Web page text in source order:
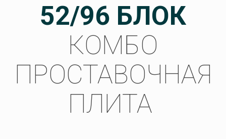
52/96 БЛОК
КОМБО
ПРОСТАВОЧНАЯ
ПЛИТА